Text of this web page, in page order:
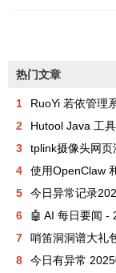
热门文章
1
RuoYi 若依管理
2
Hutool Java 工
3
tplink摄像头网
4
使用OpenClaw
5
今日异常记录20260108
6
🤖 AI 每日要闻 -
7
哨笛洞洞谱大礼
8
今日有异常